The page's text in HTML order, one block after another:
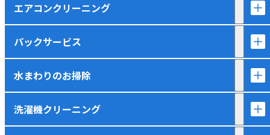
エアコンクリーニング
パックサービス
水まわりのお掃除
洗濯機クリーニング